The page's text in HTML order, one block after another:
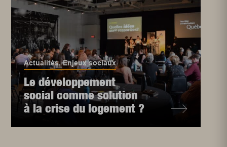
Actualités,Enjeux sociaux
Le développement
social comme solution
à la crise du logement ?